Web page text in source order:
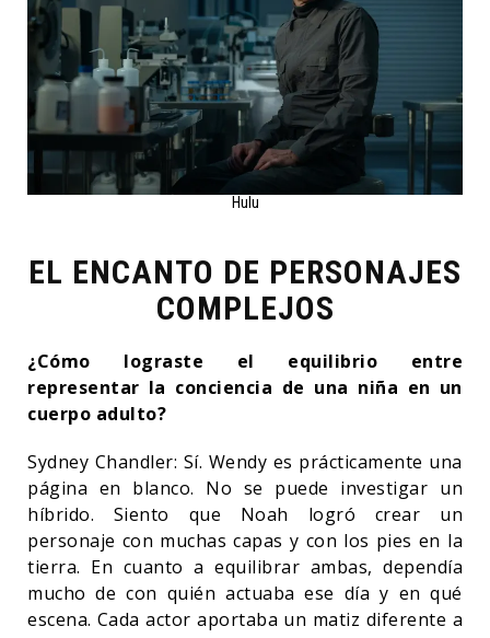
Hulu
EL ENCANTO DE PERSONAJES
COMPLEJOS
¿Cómo lograste el equilibrio entre
representar la conciencia de una niña en un
cuerpo adulto?
Sydney Chandler: Sí. Wendy es prácticamente una
página en blanco. No se puede investigar un
híbrido. Siento que Noah logró crear un
personaje con muchas capas y con los pies en la
tierra. En cuanto a equilibrar ambas, dependía
mucho de con quién actuaba ese día y en qué
escena. Cada actor aportaba un matiz diferente a